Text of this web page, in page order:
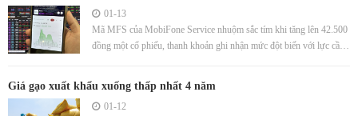
01-13
Mã MFS của MobiFone Service nhuộm sắc tím khi tăng lên 42.500
đồng một cổ phiếu, thanh khoản ghi nhận mức đột biến với lực cầu
Giá gạo xuất khẩu xuống thấp nhất 4 năm
01-12